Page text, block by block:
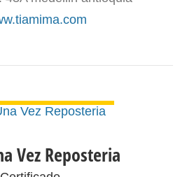
Vez Reposteria